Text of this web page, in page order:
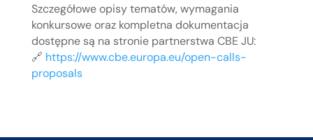
Szczegółowe opisy tematów, wymagania
konkursowe oraz kompletna dokumentacja
dostępne są na stronie partnerstwa CBE JU:
🔗 https://www.cbe.europa.eu/open-calls-
proposals